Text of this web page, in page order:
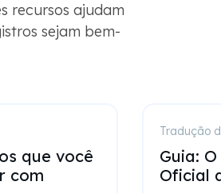
recursos ajudam
sejam bem-
que você
com
Tradução
Guia:
Oficial